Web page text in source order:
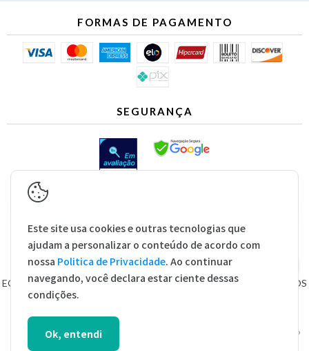
FORMAS DE PAGAMENTO
SEGURANÇA
COPYRIGHT CPAP MAP COMERCIO ELETRONICO DE
EQUIPAMENTOS MEDICOS LTDA - 44049511000173 - 2026. TODOS
Todas as imagens dos produtos são de caráter ilustrativo e não definem o tamanho real ou
exata definição das suas cores. Alterações específicas nos produtos poderão ocorrer sem aviso
prévio dos fornecedores, qualquer dúvida sobre nossos produtos entre em contato conosco.
Este site usa cookies e outras tecnologias que
ajudam a personalizar o conteúdo de acordo com
nossa Politica de Privacidade. Ao continuar
navegando, você declara estar ciente dessas
condições.
Ok, entendi